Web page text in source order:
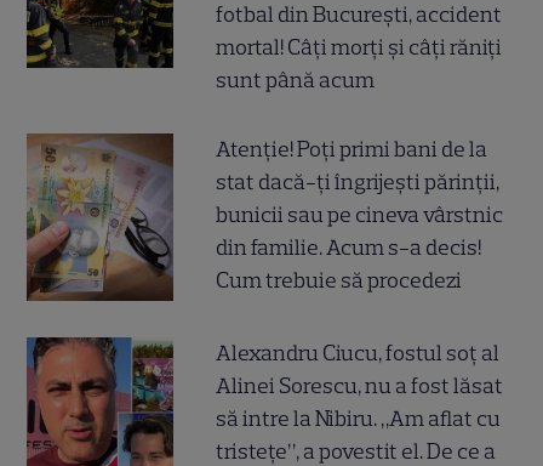
fotbal din București, accident
mortal! Câți morți și câți răniți
sunt până acum
Atenție! Poți primi bani de la
stat dacă-ți îngrijești părinții,
bunicii sau pe cineva vârstnic
din familie. Acum s-a decis!
Cum trebuie să procedezi
Alexandru Ciucu, fostul soț al
Alinei Sorescu, nu a fost lăsat
să intre la Nibiru. „Am aflat cu
tristețe”, a povestit el. De ce a